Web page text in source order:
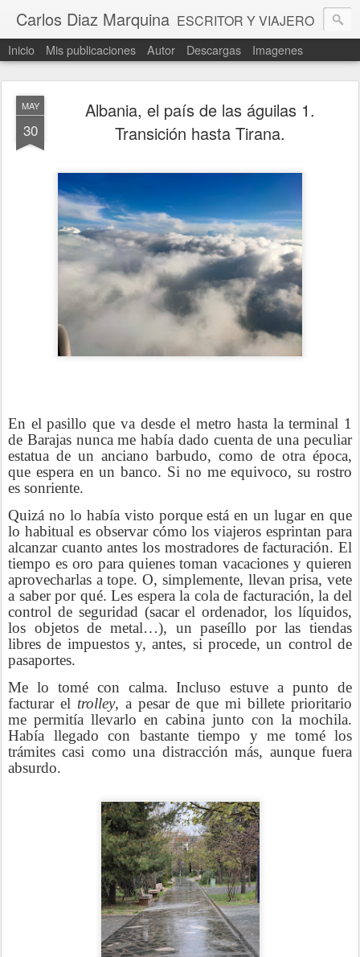
Carlos Diaz Marquina ESCRITOR Y VIAJERO
Inicio Mis publicaciones Autor Descargas Imagenes
MAY
30
Albania, el país de las águilas 1.
Transición hasta Tirana.
En el pasillo que va desde el metro hasta la terminal 1
de Barajas nunca me había dado cuenta de una peculiar
estatua de un anciano barbudo, como de otra época,
que espera en un banco. Si no me equivoco, su rostro
es sonriente.
Quizá no lo había visto porque está en un lugar en que
lo habitual es observar cómo los viajeros esprintan para
alcanzar cuanto antes los mostradores de facturación. El
tiempo es oro para quienes toman vacaciones y quieren
aprovecharlas a tope. O, simplemente, llevan prisa, vete
a saber por qué. Les espera la cola de facturación, la del
control de seguridad (sacar el ordenador, los líquidos,
los objetos de metal…), un paseíllo por las tiendas
libres de impuestos y, antes, si procede, un control de
pasaportes.
Me lo tomé con calma. Incluso estuve a punto de
facturar el trolley, a pesar de que mi billete prioritario
me permitía llevarlo en cabina junto con la mochila.
Había llegado con bastante tiempo y me tomé los
trámites casi como una distracción más, aunque fuera
absurdo.